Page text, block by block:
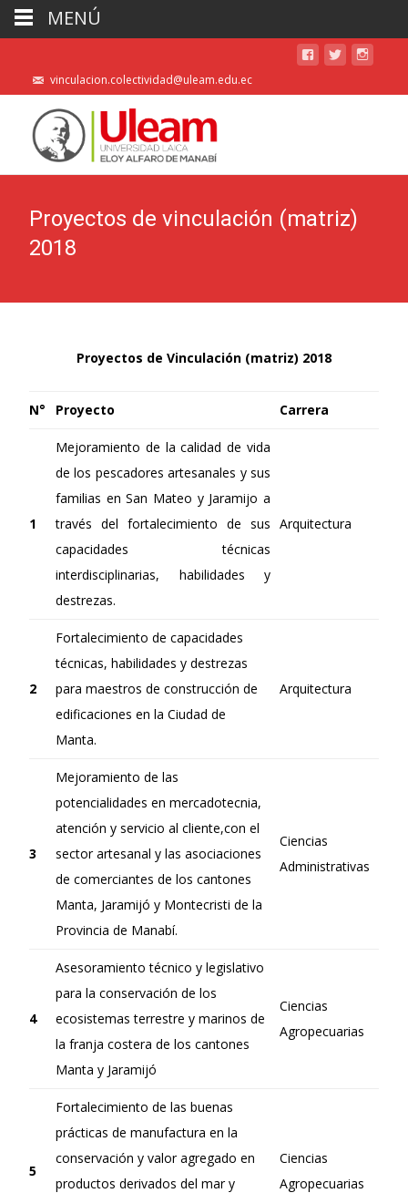
vinculacion.colectividad@uleam.edu.ec
Proyectos de vinculación (matriz)
2018
Proyectos de Vinculación (matriz) 2018
N° Proyecto Carrera
1
Mejoramiento de la calidad de vida
de los pescadores artesanales y sus
familias en San Mateo y Jaramijo a
través del fortalecimiento de sus
capacidades técnicas
interdisciplinarias, habilidades y
destrezas.
Arquitectura
2
Fortalecimiento de capacidades
técnicas, habilidades y destrezas
para maestros de construcción de
edificaciones en la Ciudad de
Manta.
Arquitectura
3
Mejoramiento de las
potencialidades en mercadotecnia,
atención y servicio al cliente,con el
sector artesanal y las asociaciones
de comerciantes de los cantones
Manta, Jaramijó y Montecristi de la
Provincia de Manabí.
Ciencias
Administrativas
4
Asesoramiento técnico y legislativo
para la conservación de los
ecosistemas terrestre y marinos de
la franja costera de los cantones
Manta y Jaramijó
Ciencias
Agropecuarias
5
Fortalecimiento de las buenas
prácticas de manufactura en la
conservación y valor agregado en
productos derivados del mar y
Ciencias
Agropecuarias
MENÚ